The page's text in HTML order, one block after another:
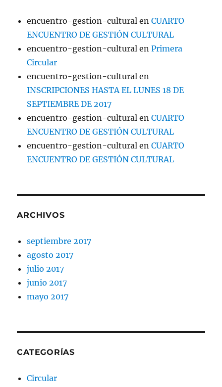
encuentro-gestion-cultural enCUARTO
ENCUENTRO DE GESTIÓN CULTURAL
encuentro-gestion-cultural enPrimera
Circular
encuentro-gestion-cultural en
INSCRIPCIONES HASTA EL LUNES 18 DE
SEPTIEMBRE DE 2017
encuentro-gestion-cultural enCUARTO
ENCUENTRO DE GESTIÓN CULTURAL
encuentro-gestion-cultural enCUARTO
ENCUENTRO DE GESTIÓN CULTURAL
ARCHIVOS
septiembre 2017
agosto 2017
julio 2017
junio 2017
mayo 2017
CATEGORÍAS
Circular